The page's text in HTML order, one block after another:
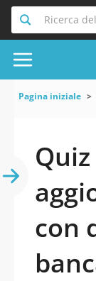
Ricerca
Pagina iniziale
con